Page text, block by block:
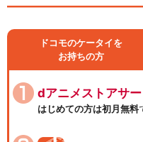
ドコモのケータイを
お持ちの方
dアニメストアサ
はじめての方は初月無料